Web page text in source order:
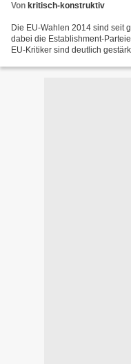
Von kritisch-konstruktiv
Die EU-Wahlen 2014 sind seit
dabei die Establishment-
EU-Kritiker sind deutlich